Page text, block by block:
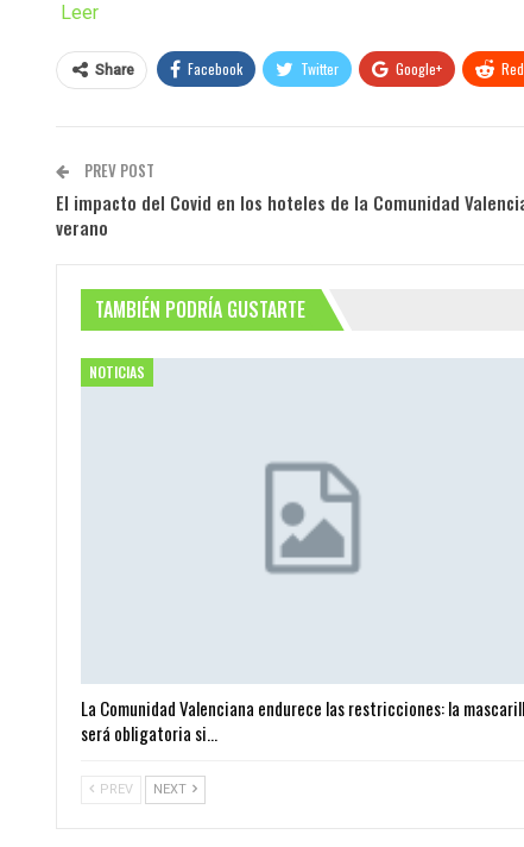
Leer
Share Facebook Twitter Google+
PREV POST
El impacto del Covid en los hoteles de la Comunidad
verano
TAMBIÉN PODRÍA GUSTARTE
NOTICIAS
La Comunidad Valenciana endurece las restricciones: la
será obligatoria si…
PREV NEXT